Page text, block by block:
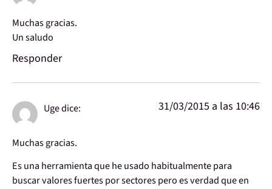
Muchas gracias.
Un saludo
Responder
Ugedice: 31/03/2015 a las 10:46
Muchas gracias.
Es una herramienta que he usado habitualmente para
buscar valores fuertes por sectores pero es verdad que en